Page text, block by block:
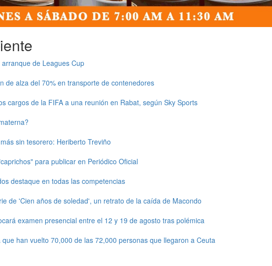
de Leagues Cup
de alza del 70% en transporte de contenedores
cargos de la FIFA a una reunión en Rabat, según Sky Sports
sin tesorero: Heriberto Treviño
para publicar en Periódico Oficial
destaque en todas las competencias
de 'Cien años de soledad', un retrato de la caída de Macondo
examen presencial entre el 12 y 19 de agosto tras polémica
han vuelto 70,000 de las 72,000 personas que llegaron a Ceuta